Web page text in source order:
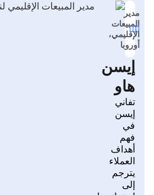
مدير
المبيعات
الإقليمي،
أوروبا
إيسن
هاو
تفاني
إيسن
في
فهم
أهداف
العملاء
يترجم
إلى